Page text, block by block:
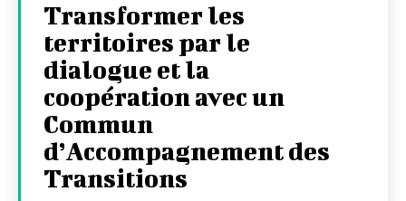
Transformer les
territoires par le
dialogue et la
coopération avec un
Commun
d’Accompagnement des
Transitions